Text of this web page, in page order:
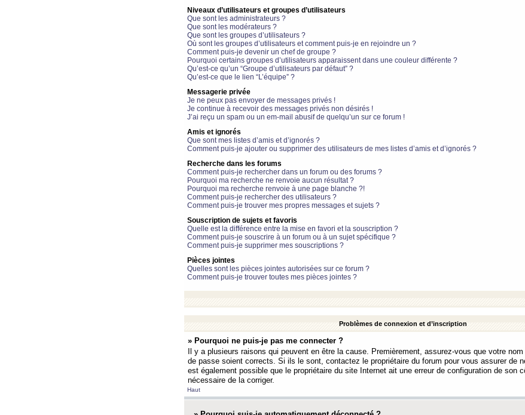
Niveaux d’utilisateurs et groupes d’utilisateurs
Que sont les administrateurs ?
Que sont les modérateurs ?
Que sont les groupes d’utilisateurs ?
Où sont les groupes d’utilisateurs et comment puis-je en rejoindre un ?
Comment puis-je devenir un chef de groupe ?
Pourquoi certains groupes d’utilisateurs apparaissent dans une couleur différente ?
Qu’est-ce qu’un “Groupe d’utilisateurs par défaut” ?
Qu’est-ce que le lien “L’équipe” ?
Messagerie privée
Je ne peux pas envoyer de messages privés !
Je continue à recevoir des messages privés non désirés !
J’ai reçu un spam ou un em-mail abusif de quelqu’un sur ce forum !
Amis et ignorés
Que sont mes listes d’amis et d’ignorés ?
Comment puis-je ajouter ou supprimer des utilisateurs de mes listes d’amis et d’ignorés ?
Recherche dans les forums
Comment puis-je rechercher dans un forum ou des forums ?
Pourquoi ma recherche ne renvoie aucun résultat ?
Pourquoi ma recherche renvoie à une page blanche ?!
Comment puis-je rechercher des utilisateurs ?
Comment puis-je trouver mes propres messages et sujets ?
Souscription de sujets et favoris
Quelle est la différence entre la mise en favori et la souscription ?
Comment puis-je souscrire à un forum ou à un sujet spécifique ?
Comment puis-je supprimer mes souscriptions ?
Pièces jointes
Quelles sont les pièces jointes autorisées sur ce forum ?
Comment puis-je trouver toutes mes pièces jointes ?
Problèmes de connexion et d’inscription
» Pourquoi ne puis-je pas me connecter ?
Il y a plusieurs raisons qui peuvent en être la cause. Premièrement, assurez-vous que votre
de passe soient corrects. Si ils le sont, contactez le propriétaire du forum pour vous assurer de
est également possible que le propriétaire du site Internet ait une erreur de configuration de son
nécessaire de la corriger.
Haut